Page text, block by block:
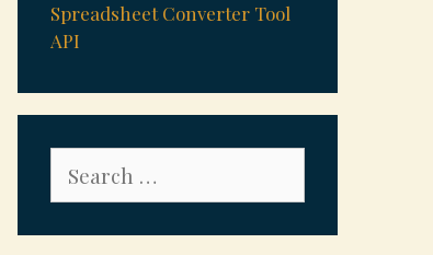
Spreadsheet Converter Tool
API
for: